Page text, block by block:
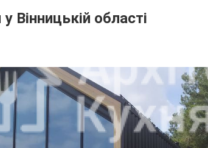
Вінницькій області